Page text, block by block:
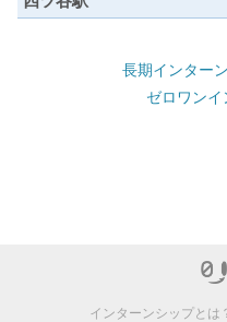
長期インター
ゼロワン
インターンシップとは